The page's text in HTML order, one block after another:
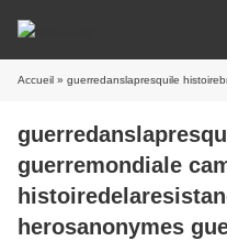
Accueil » guerredanslapresquile histoirebretonne guerremondiale camaret
guerremondiale
herosanonymes